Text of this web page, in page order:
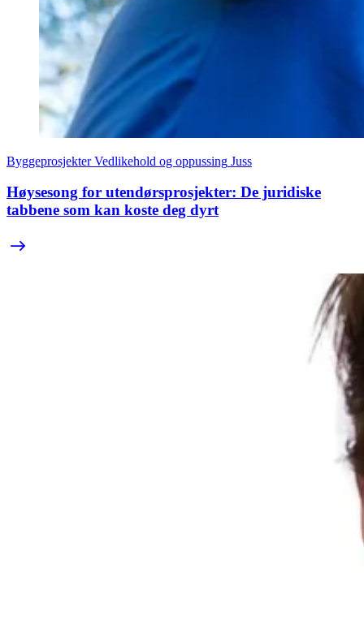
Byggeprosjekter Vedlikehold og oppussing Juss
Høysesong for utendørsprosjekter: De juridiske
tabbene som kan koste deg dyrt